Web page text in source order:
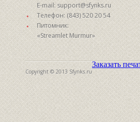
E-mail: support@sfynks.ru
Телефон: (843) 520 20 54
Питомник:
«Streamlet Murmur»
Copyright © 2013 Sfynks.ru
Заказать